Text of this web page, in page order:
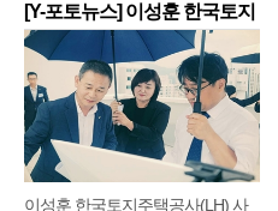
[Y-포토뉴스] 이성훈 한국토지
주
이성훈 한국토지주택공사(LH) 사